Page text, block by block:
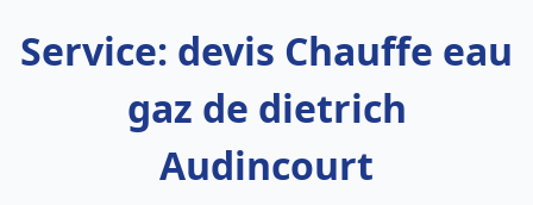
Service: devis Chauffe eau
gaz de dietrich
Audincourt